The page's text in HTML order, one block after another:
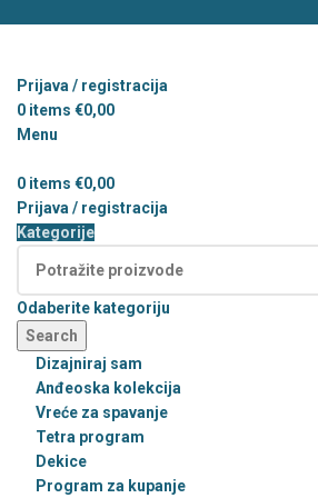
Prijava / registracija
0 items €0,00
Menu
0 items €0,00
Prijava / registracija
Kategorije
Odaberite kategoriju
Search
Dizajniraj sam
Anđeoska kolekcija
Vreće za spavanje
Tetra program
Dekice
Program za kupanje